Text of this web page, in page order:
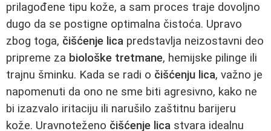
prilagođene tipu kože, a sam proces traje dovoljno
dugo da se postigne optimalna čistoća. Upravo
zbog toga, čišćenje lica predstavlja neizostavni deo
pripreme za biološke tretmane, hemijske pilinge ili
trajnu šminku. Kada se radi o čišćenju lica, važno je
napomenuti da ono ne sme biti agresivno, kako ne
bi izazvalo iritaciju ili narušilo zaštitnu barijeru
kože. Uravnoteženo čišćenje lica stvara idealnu